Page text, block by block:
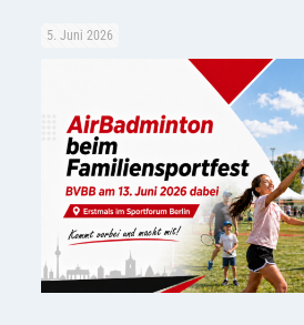
5. Juni 2026